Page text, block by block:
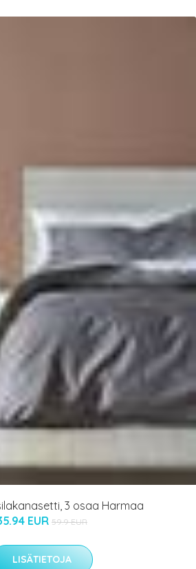
3 osaa Harmaa
EUR 59.9 EUR
LISÄTIETOJA